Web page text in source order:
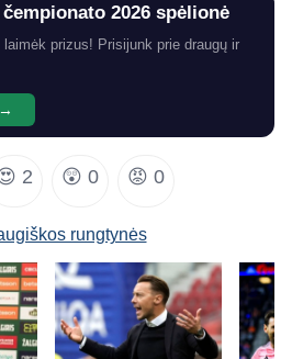
2026 spėlionė
prizus! Prisijunk prie draugų ir
2 😲 0 😡 0
rungtynės